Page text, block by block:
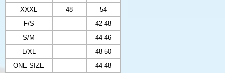
XXXL
48
54
F/S
42-48
S/M
44-46
L/XL
48-50
ONE SIZE
44-48